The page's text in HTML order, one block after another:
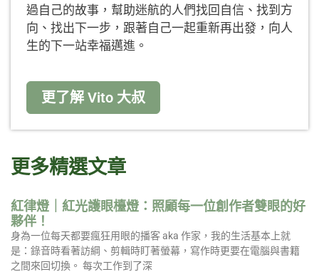
過自己的故事，幫助迷航的人們找回自信、找到方
向、找出下一步，跟著自己一起重新再出發，向人
生的下一站幸福邁進。
更了解 Vito 大叔
更多精選文章
紅律燈｜紅光護眼檯燈：照顧每一位創作者雙眼的好
夥伴！
身為一位每天都要瘋狂用眼的播客 aka 作家，我的生活基本上就
是：錄音時看著訪綱、剪輯時盯著螢幕，寫作時更要在電腦與書籍
之間來回切換。 每次工作到了深